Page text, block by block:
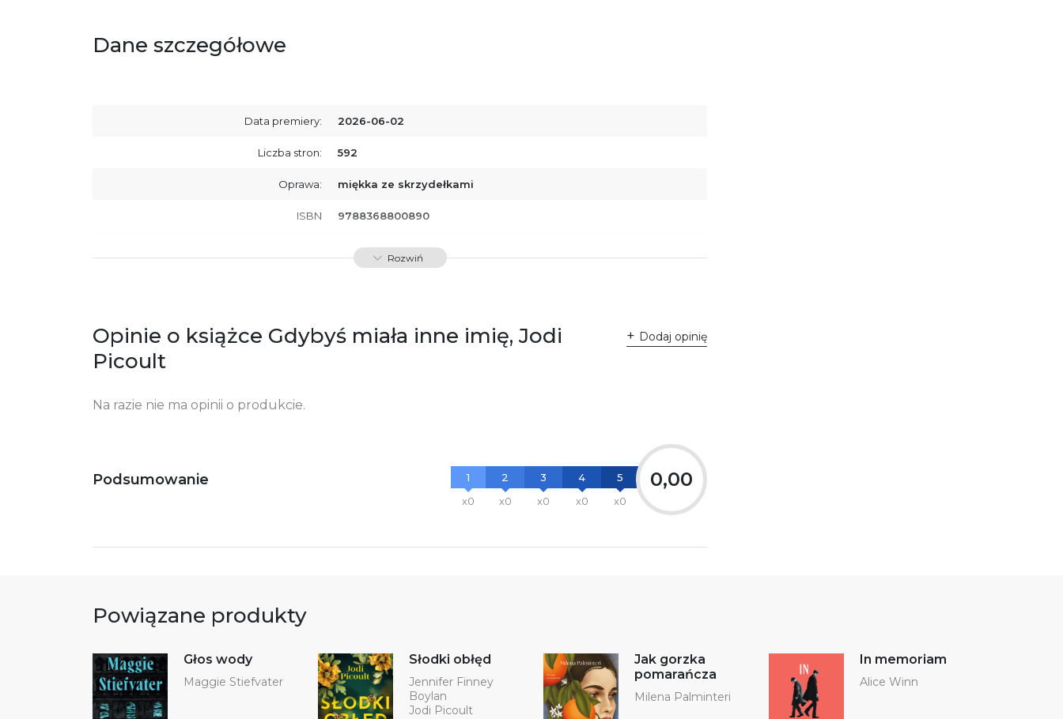
Dane szczegółowe
Data premiery: 2026-06-02
Liczba stron: 592
Oprawa: miękka ze skrzydełkami
ISBN 9788368800890
K801135
Rozwiń
Opinie o książce Gdybyś miała inne imię, Jodi
Picoult
Dodaj opinię
Na razie nie ma opinii o produkcie.
Podsumowanie
1
x0
2
x0
3
x0
4
x0
5
x0
0,00
Powiązane produkty
Głos wody
Maggie Stiefvater
Słodki obłęd
Jennifer Finney
Boylan
Jodi Picoult
Jak gorzka
pomarańcza
Milena Palminteri
In memoriam
Alice Winn